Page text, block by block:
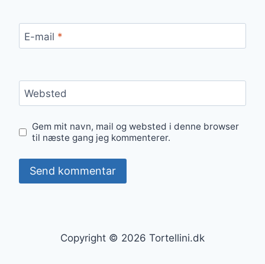
E-mail *
Websted
Gem mit navn, mail og websted i denne browser
til næste gang jeg kommenterer.
Copyright © 2026 Tortellini.dk